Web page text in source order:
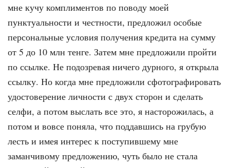
мне кучу комплиментов по пово­ду моей
пунктуальности и честности, предложил особые
персональные ус­ловия получения кредита на сумму
от 5 до 10 млн тенге. Затем мне предложи­ли пройти
по ссылке. Не подозревая ни­чего дурного, я открыла
ссылку. Но ког­да мне предложили сфотографировать
удостоверение личности с двух сто­рон и сделать
селфи, а потом выслать все это, я насторожилась, а
потом и во­все поняла, что поддавшись на грубую
лесть и имея интерес к поступившему мне
заманчивому предложению, чуть было не стала